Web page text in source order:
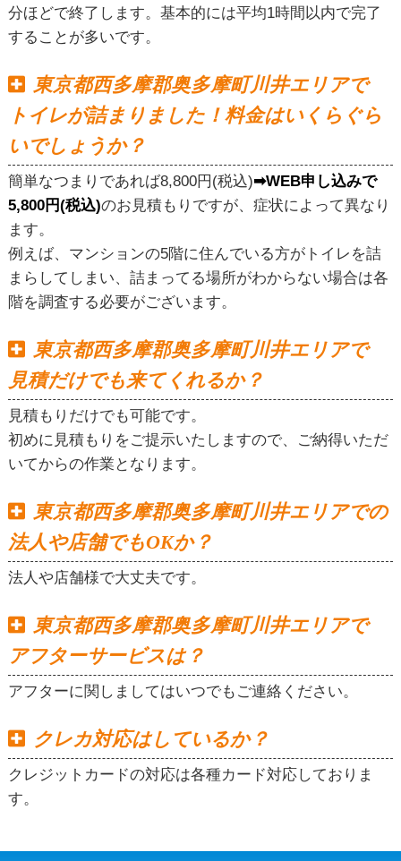
分ほどで終了します。基本的には平均1時間以内で完了
することが多いです。
東京都西多摩郡奥多摩町川井エリアで
トイレが詰まりました！料金はいくらぐら
いでしょうか？
簡単なつまりであれば8,800円(税込)➡WEB申し込みで
5,800円(税込)のお見積もりですが、症状によって異なり
ます。
例えば、マンションの5階に住んでいる方がトイレを詰
まらしてしまい、詰まってる場所がわからない場合は各
階を調査する必要がございます。
東京都西多摩郡奥多摩町川井エリアで
見積だけでも来てくれるか？
見積もりだけでも可能です。
初めに見積もりをご提示いたしますので、ご納得いただ
いてからの作業となります。
東京都西多摩郡奥多摩町川井エリアでの
法人や店舗でもOKか？
法人や店舗様で大丈夫です。
東京都西多摩郡奥多摩町川井エリアで
アフターサービスは？
アフターに関しましてはいつでもご連絡ください。
クレカ対応はしているか？
クレジットカードの対応は各種カード対応しておりま
す。